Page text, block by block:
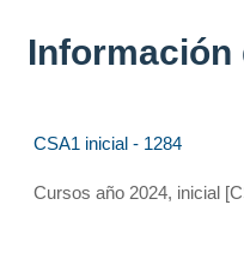
Información
CSA1 inicial - 1284
Cursos año 2024, inicial